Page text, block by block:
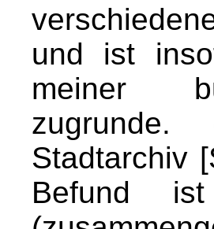
und ist
meiner
zugrunde.
Stadtarchiv
Befund